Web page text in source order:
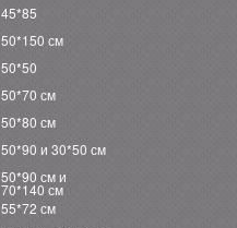
45*85
50*150 см
50*50
50*70 см
50*80 см
50*90 и 30*50 см
50*90 см и
70*140 см
55*72 см